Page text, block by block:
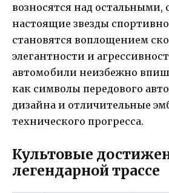
возносятся над остальными,
настоящие звезды
становятся воплощением
элегантности и
автомобили неизбежно
как символы передового
дизайна и отличительные
технического прогресса.
Культовые
легендарной трассе